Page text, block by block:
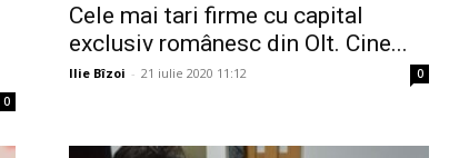
0
Cele mai tari firme cu capital
exclusiv românesc din Olt. Cine...
Ilie Bîzoi - 21 iulie 2020 11:12 0